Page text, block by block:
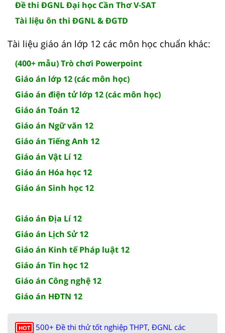
Đề thi ĐGNL Đại học Cần Thơ V-SAT
Tài liệu ôn thi ĐGNL & ĐGTD
Tài liệu giáo án lớp 12 các môn học chuẩn khác:
(400+ mẫu) Trò chơi Powerpoint
Giáo án lớp 12 (các môn học)
Giáo án điện tử lớp 12 (các môn học)
Giáo án Toán 12
Giáo án Ngữ văn 12
Giáo án Tiếng Anh 12
Giáo án Vật Lí 12
Giáo án Hóa học 12
Giáo án Sinh học 12
Giáo án Địa Lí 12
Giáo án Lịch Sử 12
Giáo án Kinh tế Pháp luật 12
Giáo án Tin học 12
Giáo án Công nghệ 12
Giáo án HĐTN 12
HOT
500+ Đề thi thử tốt nghiệp THPT, ĐGNL các